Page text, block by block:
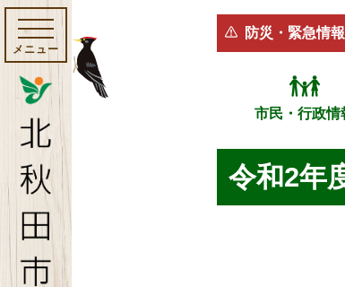
メニュー
防災・緊急情報
市民・行政情
令和2年